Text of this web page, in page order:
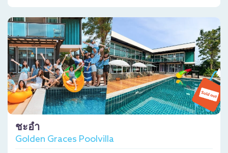
ชะอำ
Golden Graces Poolvilla